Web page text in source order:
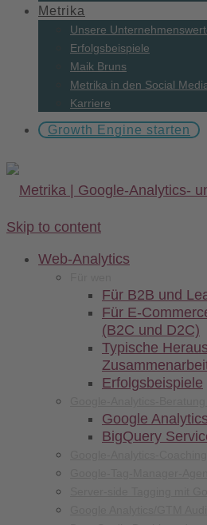
Metrika
Unsere
Erfolgsbeispiele
Maik Bruns
Metrika in den Social
Karriere
Growth Engine starten
Skip to content
Web-Analytics
Für B2B und
Für E-
(B2C und D2C)
Typische
Erfolgsbeispiele
Google
BigQuery